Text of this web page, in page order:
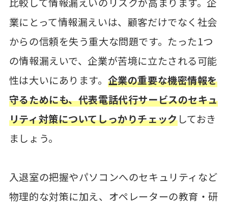
業にとって情報漏えいは、顧客だけでなく社会
からの信頼を失う重大な問題です。たった1つ
の情報漏えいで、企業が苦境に立たされる可能
性は大いにあります。 企業の重要な機密情報を
守るためにも、代表電話代行サービスのセキュ
リティ対策についてしっかりチェックしておき
ましょう。
入退室の把握やパソコンへのセキュリティなど
物理的な対策に加え、オペレーターの教育・研